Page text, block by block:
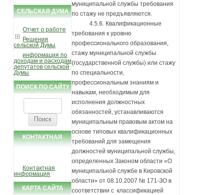
СЕЛЬСКАЯ ДУМА
Отчет о работе
Решения
сельской Думы
информация по
доходам и расходам
депутатов сельской
Думы
ПОИСК ПО САЙТУ
КОНТАКТНАЯ
Контактная
информация
КАРТА САЙТА
муниципальной службы требования
по стажу не предъявляются.
4.5.6. Квалификационные
требования к уровню
профессионального образования,
стажу муниципальной службы
(государственной службы) или стажу
по специальности,
профессиональным знаниям и
навыкам, необходимым для
исполнения должностных
обязанностей, устанавливаются
муниципальным правовым актом на
основе типовых квалификационных
требований для замещения
должностей муниципальной службы,
определенных Законом области «О
муниципальной службе в Кировской
области» от 08.10.2007 № 171-ЗО в
соответствии с классификацией